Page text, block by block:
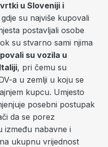
u Sloveniji i
su najviše kupovali
postavljali osobe
su stvarno sami njima
su vozila u
, pri čemu su
a u zemlji u koju se
kupcu. Umjesto
posebni postupak
da se porez
između nabavne i
ukupnu vrijednost